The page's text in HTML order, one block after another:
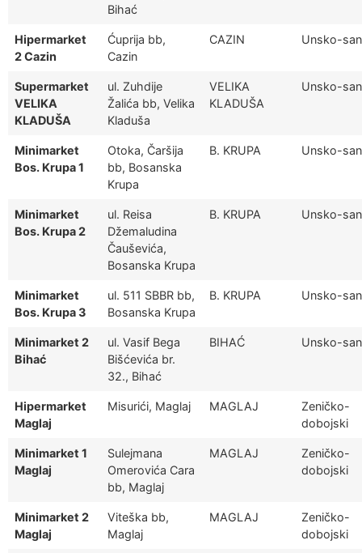
Bihać
Hipermarket
2 Cazin
Ćuprija bb,
Cazin
CAZIN Unsko-
Supermarket
VELIKA
KLADUŠA
ul. Zuhdije
Žalića bb, Velika
Kladuša
VELIKA
KLADUŠA
Unsko-
Minimarket
Bos. Krupa 1
Otoka, Čaršija
bb, Bosanska
Krupa
B. KRUPA Unsko-
Minimarket
Bos. Krupa 2
ul. Reisa
Džemaludina
Čauševića,
Bosanska Krupa
B. KRUPA Unsko-
Minimarket
Bos. Krupa 3
ul. 511 SBBR bb,
Bosanska Krupa
B. KRUPA Unsko-
Minimarket 2
Bihać
ul. Vasif Bega
Bišćevića br.
32., Bihać
BIHAĆ Unsko-
Hipermarket
Maglaj
Misurići, Maglaj MAGLAJ
Zeničko-
dobojski
Minimarket 1
Maglaj
Sulejmana
Omerovića Cara
bb, Maglaj
MAGLAJ
Zeničko-
dobojski
Minimarket 2
Maglaj
Viteška bb,
Maglaj
MAGLAJ
Zeničko-
dobojski